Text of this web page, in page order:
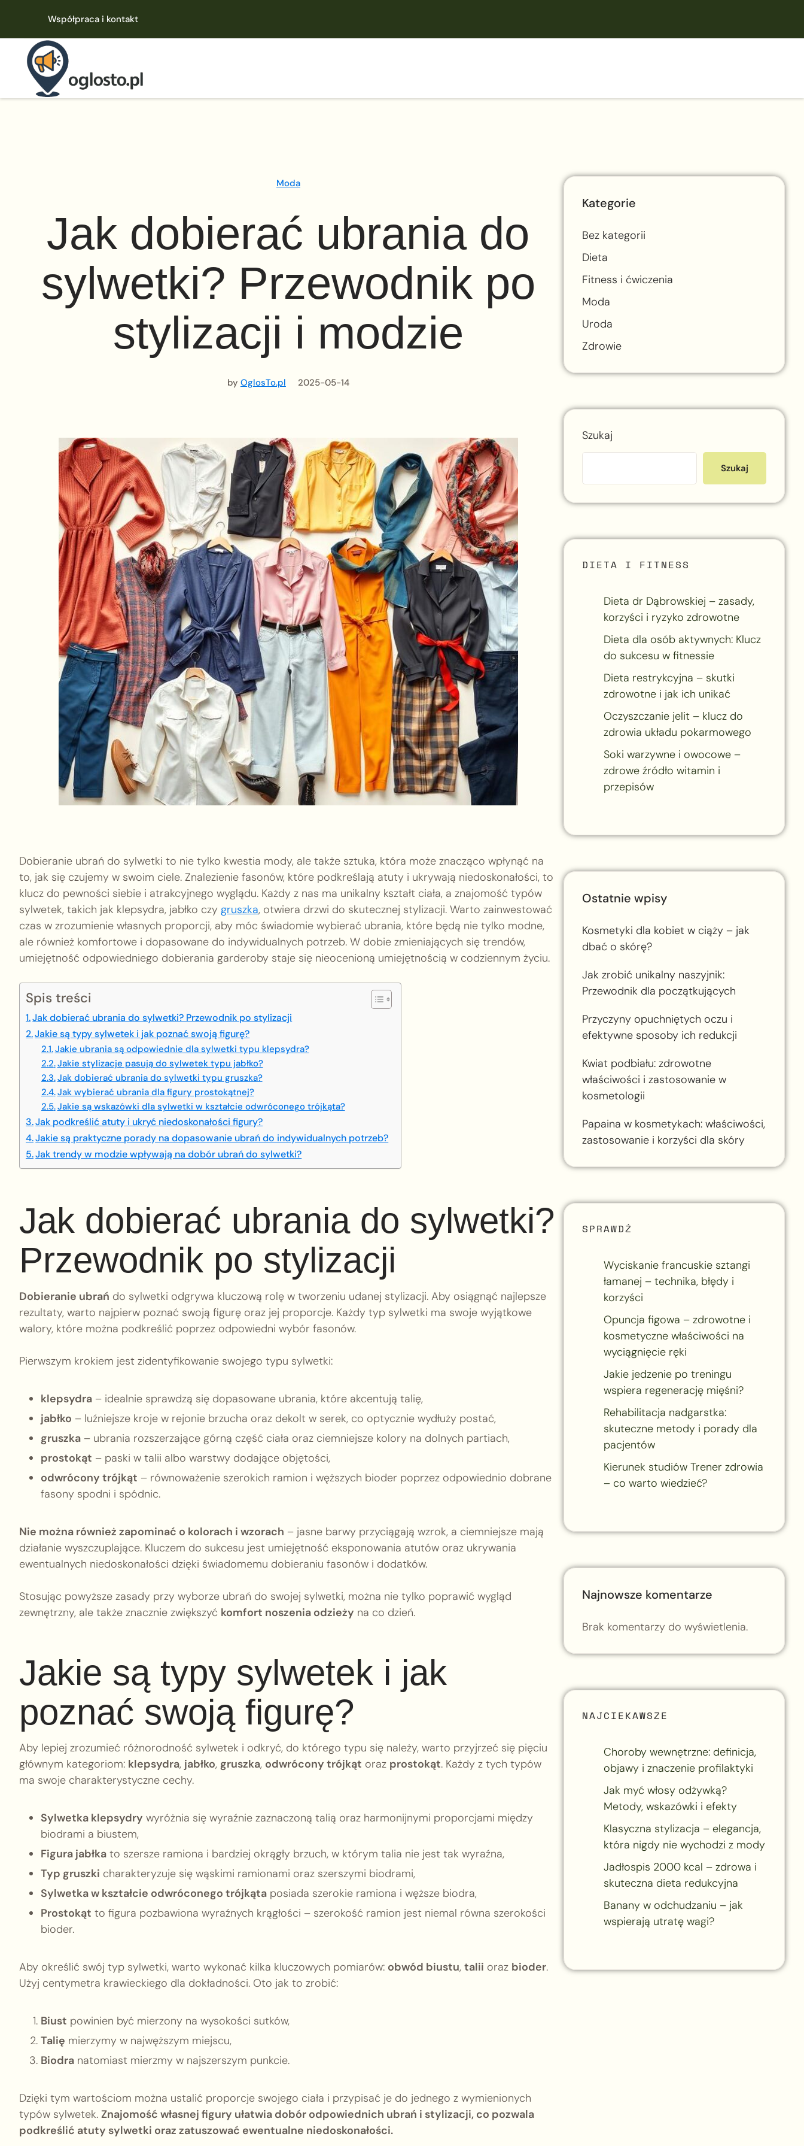
Współpraca i kontakt
Moda
Jak dobierać ubrania do
sylwetki? Przewodnik po
stylizacji i modzie
by OglosTo.pl 2025-05-14
Dobieranie ubrań do sylwetki to nie tylko kwestia mody, ale także sztuka, która może znacząco wpłynąć na
to, jak się czujemy w swoim ciele. Znalezienie fasonów, które podkreślają atuty i ukrywają niedoskonałości, to
klucz do pewności siebie i atrakcyjnego wyglądu. Każdy z nas ma unikalny kształt ciała, a znajomość typów
sylwetek, takich jak klepsydra, jabłko czy gruszka, otwiera drzwi do skutecznej stylizacji. Warto zainwestować
czas w zrozumienie własnych proporcji, aby móc świadomie wybierać ubrania, które będą nie tylko modne,
ale również komfortowe i dopasowane do indywidualnych potrzeb. W dobie zmieniających się trendów,
umiejętność odpowiedniego dobierania garderoby staje się nieocenioną umiejętnością w codziennym życiu.
Spis treści
Jak dobierać ubrania do sylwetki? Przewodnik po stylizacji
Jakie są typy sylwetek i jak poznać swoją figurę?
Jakie ubrania są odpowiednie dla sylwetki typu klepsydra?
Jakie stylizacje pasują do sylwetek typu jabłko?
Jak dobierać ubrania do sylwetki typu gruszka?
Jak wybierać ubrania dla figury prostokątnej?
Jakie są wskazówki dla sylwetki w kształcie odwróconego trójkąta?
Jak podkreślić atuty i ukryć niedoskonałości figury?
Jakie są praktyczne porady na dopasowanie ubrań do indywidualnych potrzeb?
Jak trendy w modzie wpływają na dobór ubrań do sylwetki?
Jak dobierać ubrania do sylwetki?
Przewodnik po stylizacji
Dobieranie ubrań do sylwetki odgrywa kluczową rolę w tworzeniu udanej stylizacji. Aby osiągnąć najlepsze
rezultaty, warto najpierw poznać swoją figurę oraz jej proporcje. Każdy typ sylwetki ma swoje wyjątkowe
walory, które można podkreślić poprzez odpowiedni wybór fasonów.
Pierwszym krokiem jest zidentyfikowanie swojego typu sylwetki:
klepsydra – idealnie sprawdzą się dopasowane ubrania, które akcentują talię,
jabłko – luźniejsze kroje w rejonie brzucha oraz dekolt w serek, co optycznie wydłuży postać,
gruszka – ubrania rozszerzające górną część ciała oraz ciemniejsze kolory na dolnych partiach,
prostokąt – paski w talii albo warstwy dodające objętości,
odwrócony trójkąt – równoważenie szerokich ramion i węższych bioder poprzez odpowiednio dobrane
fasony spodni i spódnic.
Nie można również zapominać o kolorach i wzorach – jasne barwy przyciągają wzrok, a ciemniejsze mają
działanie wyszczuplające. Kluczem do sukcesu jest umiejętność eksponowania atutów oraz ukrywania
ewentualnych niedoskonałości dzięki świadomemu dobieraniu fasonów i dodatków.
Stosując powyższe zasady przy wyborze ubrań do swojej sylwetki, można nie tylko poprawić wygląd
zewnętrzny, ale także znacznie zwiększyć komfort noszenia odzieży na co dzień.
Jakie są typy sylwetek i jak
poznać swoją figurę?
Aby lepiej zrozumieć różnorodność sylwetek i odkryć, do którego typu się należy, warto przyjrzeć się pięciu
głównym kategoriom: klepsydra, jabłko, gruszka, odwrócony trójkąt oraz prostokąt. Każdy z tych typów
ma swoje charakterystyczne cechy.
Sylwetka klepsydry wyróżnia się wyraźnie zaznaczoną talią oraz harmonijnymi proporcjami między
biodrami a biustem,
Figura jabłka to szersze ramiona i bardziej okrągły brzuch, w którym talia nie jest tak wyraźna,
Typ gruszki charakteryzuje się wąskimi ramionami oraz szerszymi biodrami,
Sylwetka w kształcie odwróconego trójkąta posiada szerokie ramiona i węższe biodra,
Prostokąt to figura pozbawiona wyraźnych krągłości – szerokość ramion jest niemal równa szerokości
bioder.
Aby określić swój typ sylwetki, warto wykonać kilka kluczowych pomiarów: obwód biustu, talii oraz bioder.
Użyj centymetra krawieckiego dla dokładności. Oto jak to zrobić:
Biust powinien być mierzony na wysokości sutków,
Talię mierzymy w najwęższym miejscu,
Biodra natomiast mierzmy w najszerszym punkcie.
Dzięki tym wartościom można ustalić proporcje swojego ciała i przypisać je do jednego z wymienionych
typów sylwetek. Znajomość własnej figury ułatwia dobór odpowiednich ubrań i stylizacji, co pozwala
podkreślić atuty sylwetki oraz zatuszować ewentualne niedoskonałości.
Kategorie
Bez kategorii
Dieta
Fitness i ćwiczenia
Moda
Uroda
Zdrowie
Szukaj
Szukaj
DIETA I FITNESS
Dieta dr Dąbrowskiej – zasady,
korzyści i ryzyko zdrowotne
Dieta dla osób aktywnych: Klucz
do sukcesu w fitnessie
Dieta restrykcyjna – skutki
zdrowotne i jak ich unikać
Oczyszczanie jelit – klucz do
zdrowia układu pokarmowego
Soki warzywne i owocowe –
zdrowe źródło witamin i
przepisów
Ostatnie wpisy
Kosmetyki dla kobiet w ciąży – jak
dbać o skórę?
Jak zrobić unikalny naszyjnik:
Przewodnik dla początkujących
Przyczyny opuchniętych oczu i
efektywne sposoby ich redukcji
Kwiat podbiału: zdrowotne
właściwości i zastosowanie w
kosmetologii
Papaina w kosmetykach: właściwości,
zastosowanie i korzyści dla skóry
SPRAWDŹ
Wyciskanie francuskie sztangi
łamanej – technika, błędy i
korzyści
Opuncja figowa – zdrowotne i
kosmetyczne właściwości na
wyciągnięcie ręki
Jakie jedzenie po treningu
wspiera regenerację mięśni?
Rehabilitacja nadgarstka:
skuteczne metody i porady dla
pacjentów
Kierunek studiów Trener zdrowia
– co warto wiedzieć?
Najnowsze komentarze
Brak komentarzy do wyświetlenia.
NAJCIEKAWSZE
Choroby wewnętrzne: definicja,
objawy i znaczenie profilaktyki
Jak myć włosy odżywką?
Metody, wskazówki i efekty
Klasyczna stylizacja – elegancja,
która nigdy nie wychodzi z mody
Jadłospis 2000 kcal – zdrowa i
skuteczna dieta redukcyjna
Banany w odchudzaniu – jak
wspierają utratę wagi?